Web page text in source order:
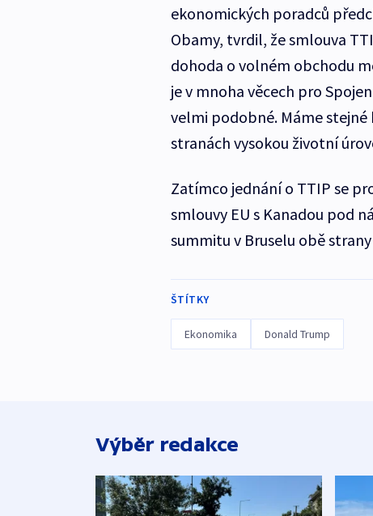
ekonomických poradců
Obamy, tvrdil, že smlouva
dohoda o volném obchodu
je v mnoha věcech pro
velmi podobné. Máme
stranách vysokou životní
Zatímco jednání o TTIP se
smlouvy EU s Kanadou pod
summitu v Bruselu obě
ŠTÍTKY
Ekonomika Donald Trump
Výběr redakce